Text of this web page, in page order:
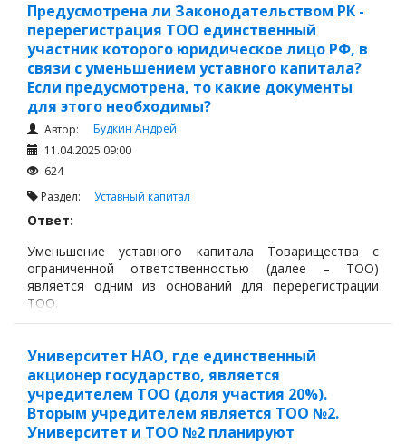
Предусмотрена ли Законодательством РК -
перерегистрация ТОО единственный
участник которого юридическое лицо РФ, в
связи с уменьшением уставного капитала?
Если предусмотрена, то какие документы
для этого необходимы?
Автор:
Будкин Андрей
11.04.2025 09:00
624
Раздел: Уставный капитал
Ответ:
Уменьшение уставного капитала Товарищества с
ограниченной ответственностью (далее – ТОО)
является одним из оснований для перерегистрации
ТОО.
Университет НАО, где единственный
акционер государство, является
учредителем ТОО (доля участия 20%).
Вторым учредителем является ТОО №2.
Университет и ТОО №2 планируют